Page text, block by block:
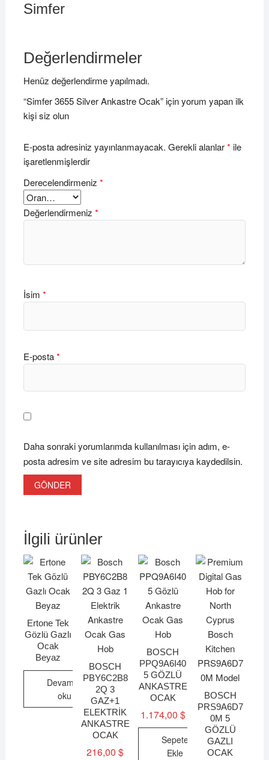
Simfer
Değerlendirmeler
Henüz değerlendirme yapılmadı.
“Simfer 3655 Silver Ankastre Ocak” için yorum yapan ilk
kişi siz olun
E-posta adresiniz yayınlanmayacak. Gerekli alanlar* ile
işaretlenmişlerdir
Derecelendirmeniz *
Değerlendirmeniz *
İsim *
E-posta*
Daha sonraki yorumlarımda kullanılması için adım, e-
posta adresim ve site adresim bu tarayıcıya kaydedilsin.
İlgili ürünler
Ertone Tek
Gözlü Gazlı
Ocak
Beyaz
Devamını
oku
BOSCH
PBY6C2B8
2Q 3
GAZ+1
ELEKTRİK
ANKASTRE
OCAK
216,00$
BOSCH
PPQ9A6I40
5 GÖZLÜ
ANKASTRE
OCAK
1.174,00 $
Sepete
Ekle
BOSCH
PRS9A6D7
0M 5
GÖZLÜ
GAZLI
OCAK